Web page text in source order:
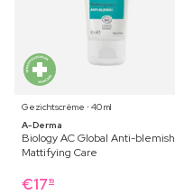
Gezichtscrème ⋅ 40 ml
A-Derma
Biology AC Global Anti-blemish
Mattifying Care
€17 19